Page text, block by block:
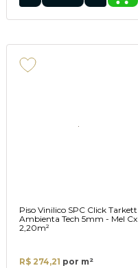
Piso Vinilico SPC Click Tarkett
Ambienta Tech 5mm - Mel Cx
2,20m²
R$ 274,21 por m²